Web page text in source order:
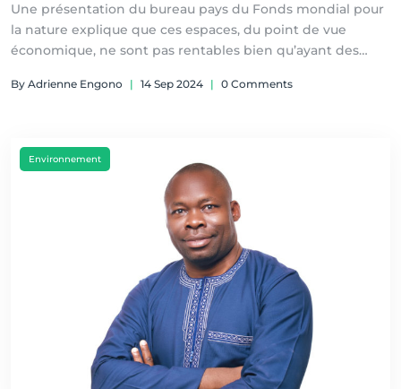
Une présentation du bureau pays du Fonds mondial pour
la nature explique que ces espaces, du point de vue
économique, ne sont pas rentables bien qu’ayant des
septembre à Yaoundé au cours d’un atelier propose
By Adrienne Engono | 14 Sep 2024 | 0 Comments
Environnement